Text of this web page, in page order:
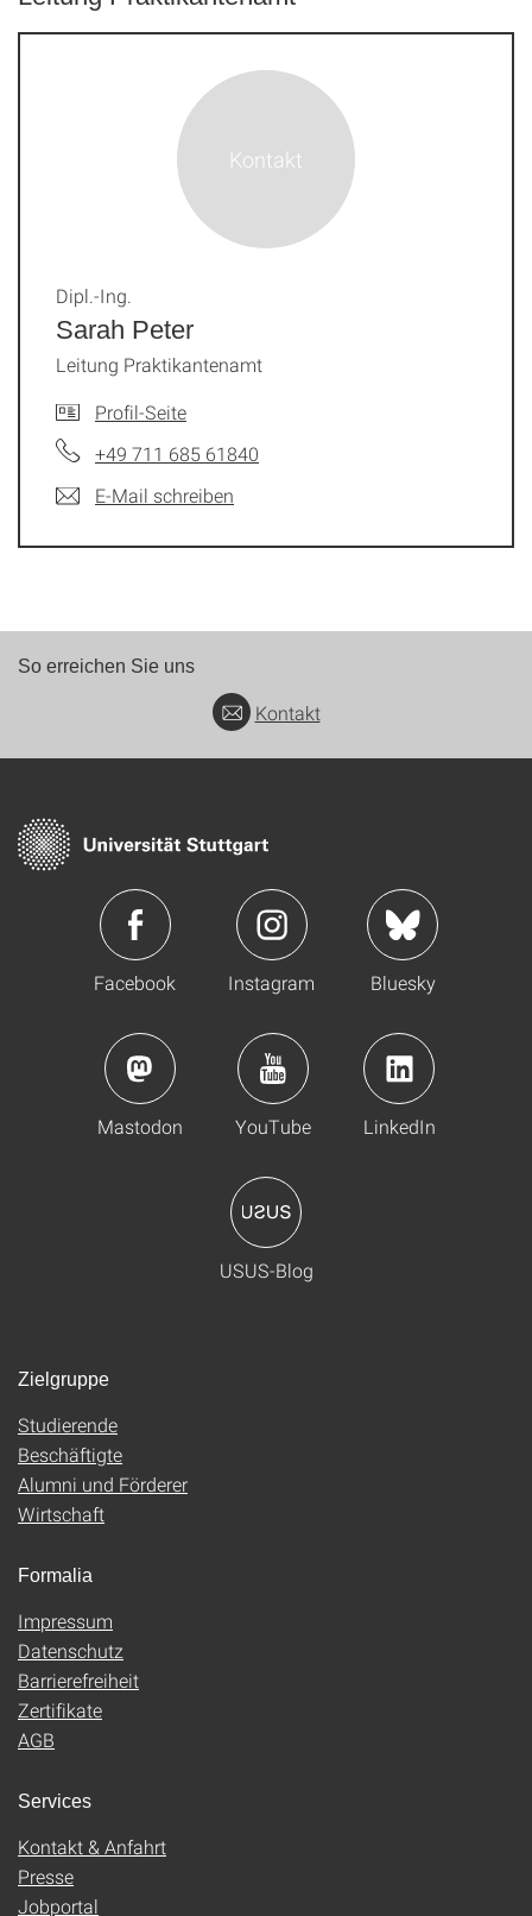
Sarah Peter
Dipl.-Ing.
Leitung Praktikantenamt
Profil-Seite
+49 711 685 61840
E-Mail schreiben
So erreichen Sie uns
Kontakt
Facebook Instagram Bluesky
Mastodon YouTube LinkedIn
USUS-Blog
Zielgruppe
Studierende
Beschäftigte
Alumni und Förderer
Wirtschaft
Formalia
Impressum
Datenschutz
Barrierefreiheit
Zertifikate
AGB
Services
Kontakt & Anfahrt
Presse
Jobportal